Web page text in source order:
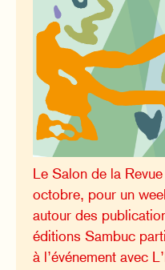
Le Salon de la
octobre, pour un
autour des
éditions Sambuc
à l’événement avec